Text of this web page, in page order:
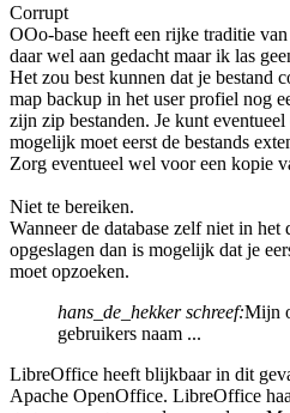
Corrupt
OOo-base heeft een rijke traditie
daar wel aan gedacht maar ik las
Het zou best kunnen dat je bestand
map backup in het user profiel nog
zijn zip bestanden. Je kunt
mogelijk moet eerst de bestands
Zorg eventueel wel voor een kopie
Niet te bereiken.
Wanneer de database zelf niet in het
opgeslagen dan is mogelijk dat je
moet opzoeken.
hans_de_hekker schreef:Mijn
gebruikers naam ...
LibreOffice heeft blijkbaar in dit
Apache OpenOffice. LibreOffice